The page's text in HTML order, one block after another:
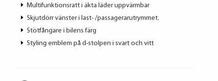
Multifunktionsratt i äkta läder uppvärmbar
Skjutdörr vänster i last- /passagerarutrymmet.
Stötfångare i bilens färg
Styling emblem på d-stolpen i svart och vitt